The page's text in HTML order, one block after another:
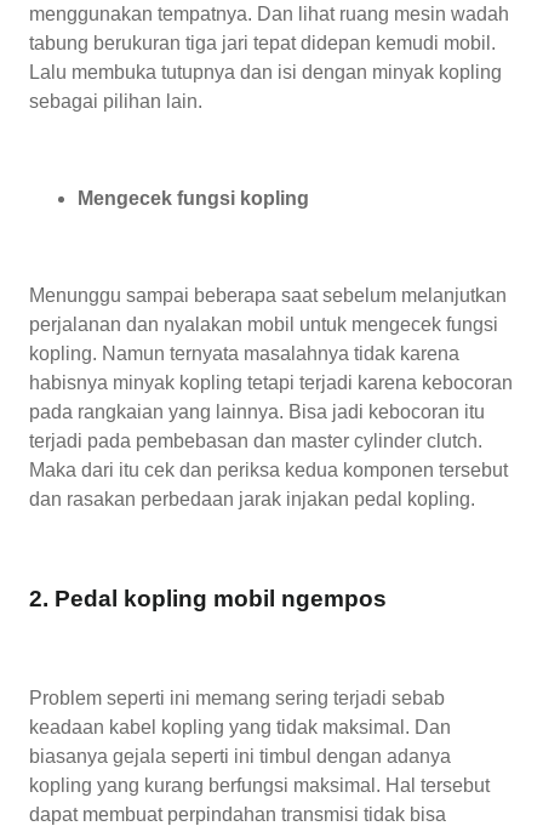
menggunakan tempatnya. Dan lihat ruang mesin wadah
tabung berukuran tiga jari tepat didepan kemudi mobil.
Lalu membuka tutupnya dan isi dengan minyak kopling
sebagai pilihan lain.
Mengecek fungsi kopling
Menunggu sampai beberapa saat sebelum melanjutkan
perjalanan dan nyalakan mobil untuk mengecek fungsi
kopling. Namun ternyata masalahnya tidak karena
habisnya minyak kopling tetapi terjadi karena kebocoran
pada rangkaian yang lainnya. Bisa jadi kebocoran itu
terjadi pada pembebasan dan master cylinder clutch.
Maka dari itu cek dan periksa kedua komponen tersebut
dan rasakan perbedaan jarak injakan pedal kopling.
2. Pedal kopling mobil ngempos
Problem seperti ini memang sering terjadi sebab
keadaan kabel kopling yang tidak maksimal. Dan
biasanya gejala seperti ini timbul dengan adanya
kopling yang kurang berfungsi maksimal. Hal tersebut
dapat membuat perpindahan transmisi tidak bisa